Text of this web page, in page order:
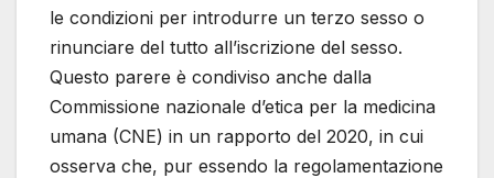
le condizioni per introdurre un terzo sesso o
rinunciare del tutto all’iscrizione del sesso.
Questo parere è condiviso anche dalla
Commissione nazionale d’etica per la medicina
umana (CNE) in un rapporto del 2020, in cui
osserva che, pur essendo la regolamentazione